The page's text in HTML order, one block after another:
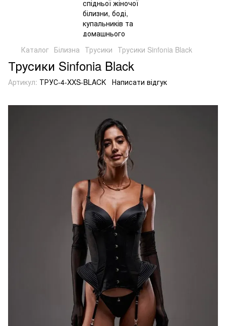
Каталог Білизна Трусики Трусики Sinfonia Black
Трусики Sinfonia Black
Артикул: ТРУС-4-XXS-BLACK Написати відгук